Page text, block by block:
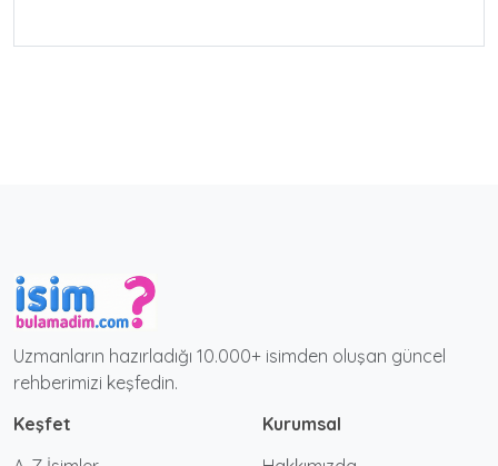
Uzmanların hazırladığı 10.000+ isimden oluşan güncel
rehberimizi keşfedin.
Keşfet
Kurumsal